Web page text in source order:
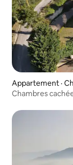
Appartement ·
Chambres